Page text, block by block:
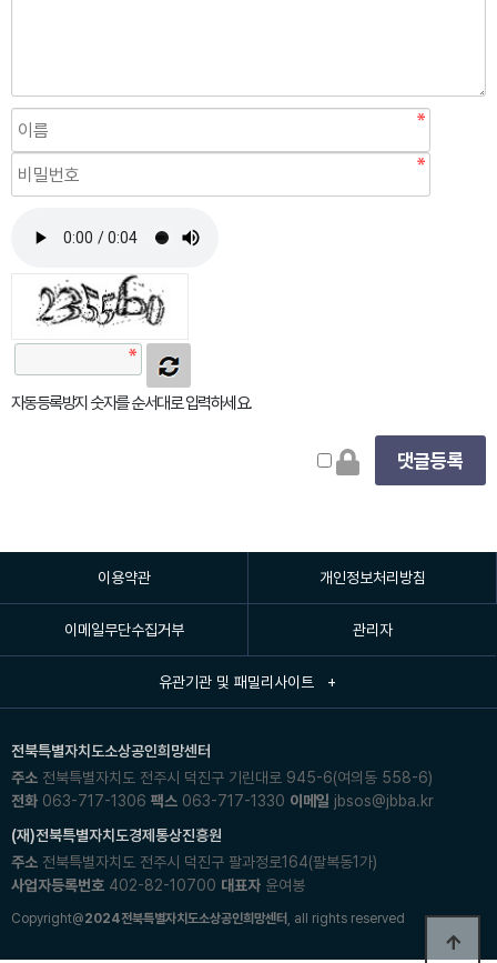
자동등록방지 숫자를 순서대로 입력하세요.
이용약관 개인정보처리방침
이메일무단수집거부 관리자
유관기관 및 패밀리사이트 +
전북특별자치도소상공인희망센터
주소 전북특별자치도 전주시 덕진구 기린대로 945-6(여의동 558-6)
전화 063-717-1306 팩스 063-717-1330 이메일 jbsos@jbba.kr
(재)전북특별자치도경제통상진흥원
주소 전북특별자치도 전주시 덕진구 팔과정로164(팔복동1가)
사업자등록번호 402-82-10700 대표자 윤여봉
Copyright@2024전북특별자치도소상공인희망센터 , all rights reserved